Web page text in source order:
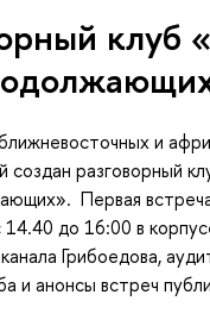
клуб
и
создан разговорный
Первая
до 16:00 в
Грибоедова,
и анонсы встреч